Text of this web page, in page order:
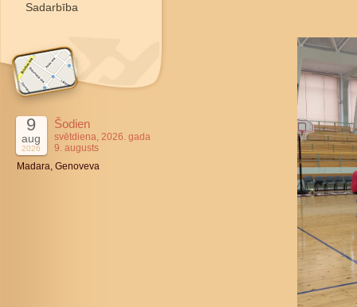
Sadarbība
9
aug
2026
Šodien
svētdiena, 2026. gada
9. augusts
Madara, Genoveva